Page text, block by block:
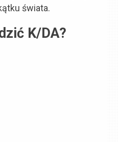
świata.
K/DA?